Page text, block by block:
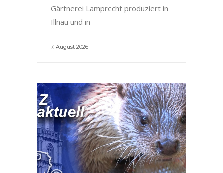
Gärtnerei Lamprecht produziert in
Illnau und in
7. August 2026